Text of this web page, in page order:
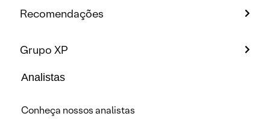
Recomendações
Grupo XP
Analistas
Conheça nossos analistas